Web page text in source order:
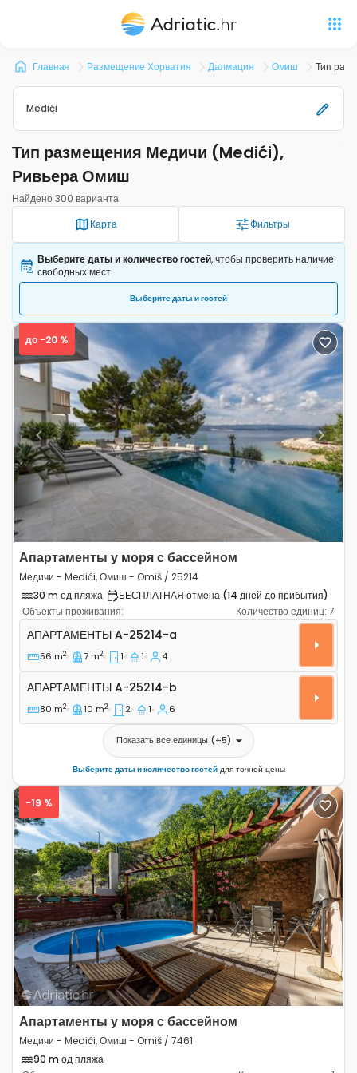
Главная Размещение Хорватия Далмация Омиш Тип
Medići
Тип размещения Медичи (Medići),
Ривьера Омиш
Найдено 300 варианта
Карта
Фильтры
Выберите даты и количество гостей, чтобы проверить наличие
свободных мест
Выберите даты и гостей
Previous Next
до -20 %
Апартаменты у моря с бассейном
Медичи - Medići, Омиш - Omiš / 25214
30 m од пляжа
БЕСПЛАТНАЯ отмена (14 дней до прибытия)
Объекты проживания:
Количество единиц: 7
Однокомнатные апартаменты Медичи - Medići, Омиш
АПАРТАМЕНТЫ A-25214-a
56 m2 7 m2 1 1 4
Апартаменты A-25214-b
АПАРТАМЕНТЫ A-25214-b
80 m2 10 m2 2 1 6
Показать все единицы (+5)
Выберите даты и количество гостейдля точной цены
Previous Next
-19 %
Апартаменты у моря с бассейном
Медичи - Medići, Омиш - Omiš / 7461
90 m од пляжа